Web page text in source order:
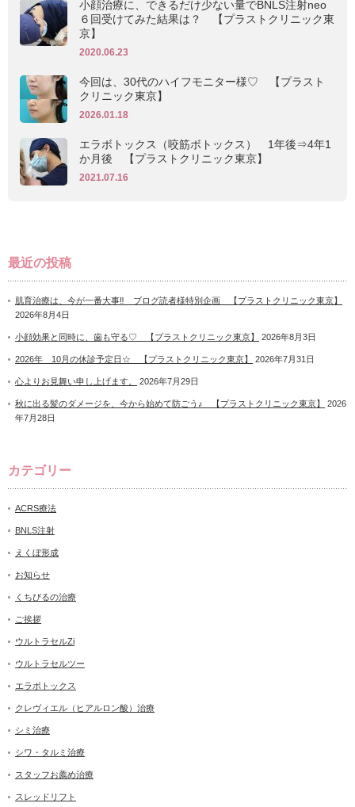
小顔治療に、できるだけ少ない量でBNLS注射neo
６回受けてみた結果は？ 【プラストクリニック東
京】
2020.06.23
今回は、30代のハイフモニター様♡ 【プラスト
クリニック東京】
2026.01.18
エラボトックス（咬筋ボトックス） 1年後⇒4年1
か月後 【プラストクリニック東京】
2021.07.16
最近の投稿
肌育治療は、今が一番大事‼ ブログ読者様特別企画 【プラストクリニック東京】
2026年8月4日
小顔効果と同時に、歯も守る♡ 【プラストクリニック東京】 2026年8月3日
2026年 10月の休診予定日☆ 【プラストクリニック東京】 2026年7月31日
心よりお見舞い申し上げます。 2026年7月29日
秋に出る髪のダメージを、今から始めて防ごう♪ 【プラストクリニック東京】
2026
年7月28日
カテゴリー
ACRS療法
BNLS注射
えくぼ形成
お知らせ
くちびるの治療
ご挨拶
ウルトラセルZi
ウルトラセルツー
エラボトックス
クレヴィエル（ヒアルロン酸）治療
シミ治療
シワ・タルミ治療
スタッフお薦め治療
スレッドリフト